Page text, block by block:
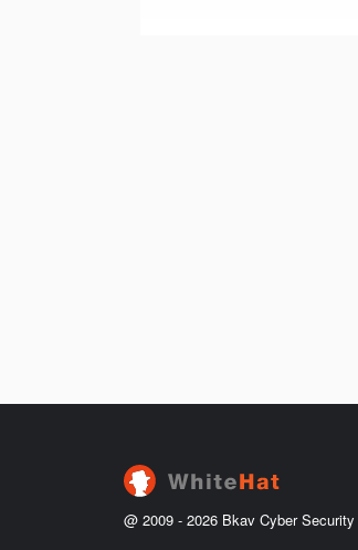
@ 2009 - 2026 Bkav Cyber Security